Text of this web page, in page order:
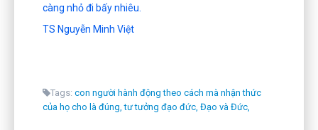
càng nhỏ đi bấy nhiêu.
TS Nguyễn Minh Việt
Tags: con người hành động theo cách mà nhận thức
của họ cho là đúng, tư tưởng đạo đức, Đạo và Đức,